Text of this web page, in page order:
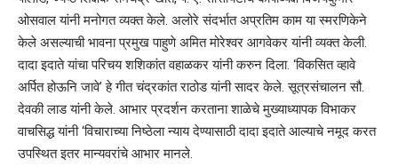
ओसवाल यांनी मनोगत व्यक्त केले. अलोरे संदर्भात अप्रतिम काम या स्मरणिकेने
केले असल्याची भावना प्रमुख पाहुणे अमित मोरेश्वर आगवेकर यांनी व्यक्त केली.
दादा इदाते यांचा परिचय शशिकांत वहाळकर यांनी करुन दिला. ‘विकसित व्हावे
अर्पित होऊनि जावे’ हे गीत चंद्रकांत राठोड यांनी सादर केले. सूत्रसंचालन सौ.
देवकी लाड यांनी केले. आभार प्रदर्शन करताना शाळेचे मुख्याध्यापक विभाकर
वाचसिद्ध यांनी ‘विचाराच्या निष्ठेला न्याय देण्यासाठी दादा इदाते आल्याचे नमूद करत
उपस्थित इतर मान्यवरांचे आभार मानले.